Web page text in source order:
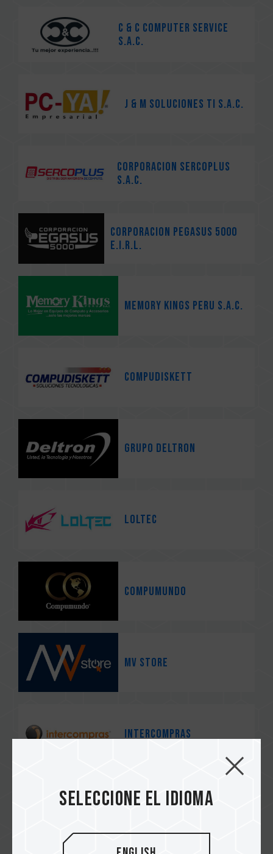
C & C COMPUTER SERVICE
S.A.C.
J & M SOLUCIONES TI S.A.C.
CORPORACION SERCOPLUS
S.A.C.
CORPORACION PEGASUS 5000
E.I.R.L.
MEMORY KINGS PERU S.A.C.
Compudiskett
Grupo Deltron
Loltec
COMPUMUNDO
MV STORE
intercompras
DIGITALIFE
Seleccione el idioma